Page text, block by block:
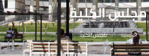
مجلس الكلية
الرئيسية مجلس الكلية